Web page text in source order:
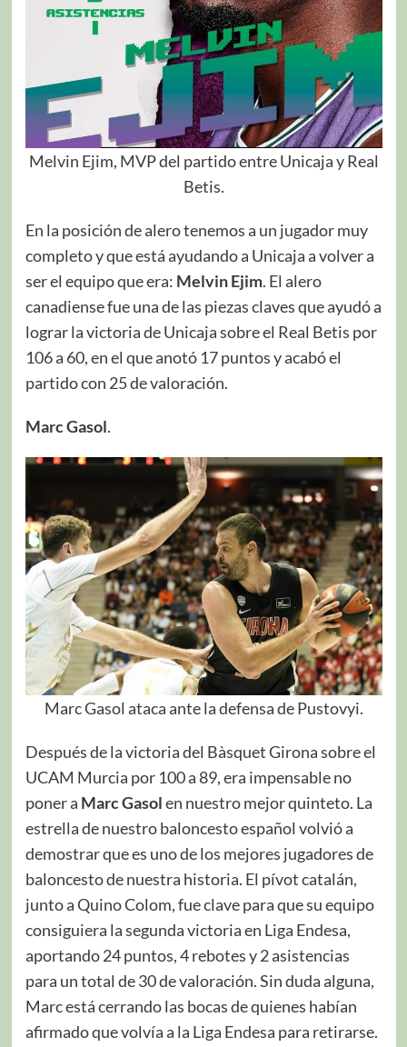
Melvin Ejim, MVP del partido entre Unicaja y Real
Betis.
En la posición de alero tenemos a un jugador muy
completo y que está ayudando a Unicaja a volver a
ser el equipo que era: Melvin Ejim. El alero
canadiense fue una de las piezas claves que ayudó a
lograr la victoria de Unicaja sobre el Real Betis por
106 a 60, en el que anotó 17 puntos y acabó el
partido con 25 de valoración.
Marc Gasol.
Marc Gasol ataca ante la defensa de Pustovyi.
Después de la victoria del Bàsquet Girona sobre el
UCAM Murcia por 100 a 89, era impensable no
poner a Marc Gasolen nuestro mejor quinteto. La
estrella de nuestro baloncesto español volvió a
demostrar que es uno de los mejores jugadores de
baloncesto de nuestra historia. El pívot catalán,
junto a Quino Colom, fue clave para que su equipo
consiguiera la segunda victoria en Liga Endesa,
aportando 24 puntos, 4 rebotes y 2 asistencias
para un total de 30 de valoración. Sin duda alguna,
Marc está cerrando las bocas de quienes habían
afirmado que volvía a la Liga Endesa para retirarse.